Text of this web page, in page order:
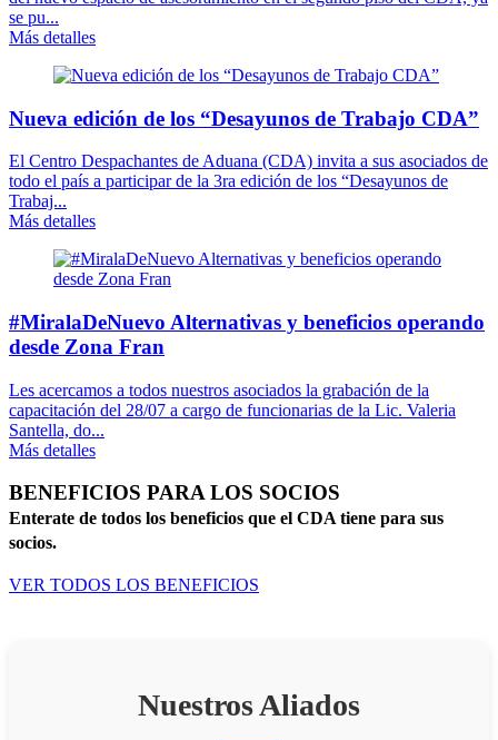
se pu...
Más detalles
Nueva edición de los “Desayunos de Trabajo CDA”
El Centro Despachantes de Aduana (CDA) invita a sus asociados de
todo el país a participar de la 3ra edición de los “Desayunos de
Trabaj...
Más detalles
#MiralaDeNuevo Alternativas y beneficios operando
desde Zona Fran
Les acercamos a todos nuestros asociados la grabación de la
capacitación del 28/07 a cargo de funcionarias de la Lic. Valeria
Santella, do...
Más detalles
BENEFICIOS PARA LOS SOCIOS
Enterate de todos los beneficios que el CDA tiene para sus
socios.
VER TODOS LOS BENEFICIOS
Nuestros Aliados